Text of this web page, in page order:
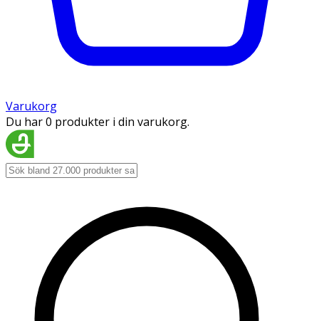
Varukorg
Du har 0 produkter i din varukorg.